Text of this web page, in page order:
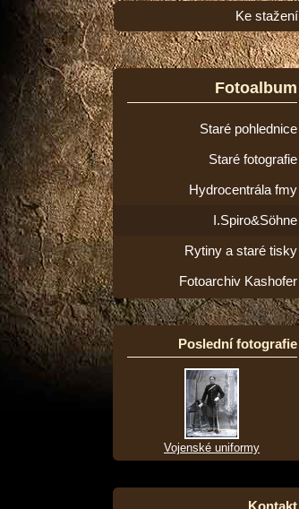
Ke stažení
Fotoalbum
Staré pohlednice
Staré fotografie
Hydrocentrála fmy
I.Spiro&Söhne
Rytiny a staré tisky
Fotoarchiv Kashofer
Poslední fotografie
Vojenské uniformy
Kontakt